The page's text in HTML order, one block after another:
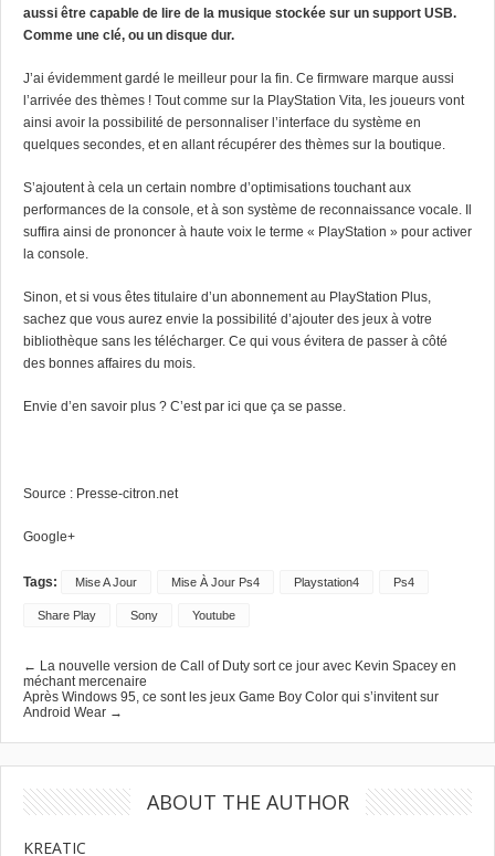
aussi être capable de lire de la musique stockée sur un support USB.
Comme une clé, ou un disque dur.
J’ai évidemment gardé le meilleur pour la fin. Ce firmware marque aussi
l’arrivée des thèmes ! Tout comme sur la PlayStation Vita, les joueurs vont
ainsi avoir la possibilité de personnaliser l’interface du système en
quelques secondes, et en allant récupérer des thèmes sur la boutique.
S’ajoutent à cela un certain nombre d’optimisations touchant aux
performances de la console, et à son système de reconnaissance vocale. Il
suffira ainsi de prononcer à haute voix le terme « PlayStation » pour activer
la console.
Sinon, et si vous êtes titulaire d’un abonnement au PlayStation Plus,
sachez que vous aurez envie la possibilité d’ajouter des jeux à votre
bibliothèque sans les télécharger. Ce qui vous évitera de passer à côté
des bonnes affaires du mois.
Envie d’en savoir plus ? C’estpar ici que ça se passe.
Source : Presse-citron.net
Google+
Tags: Mise A Jour Mise À Jour Ps4 Playstation4 Ps4
Share Play Sony Youtube
← La nouvelle version de Call of Duty sort ce jour avec Kevin Spacey en
méchant mercenaire
Après Windows 95, ce sont les jeux Game Boy Color qui s’invitent sur
Android Wear →
ABOUT THE AUTHOR
KREATIC